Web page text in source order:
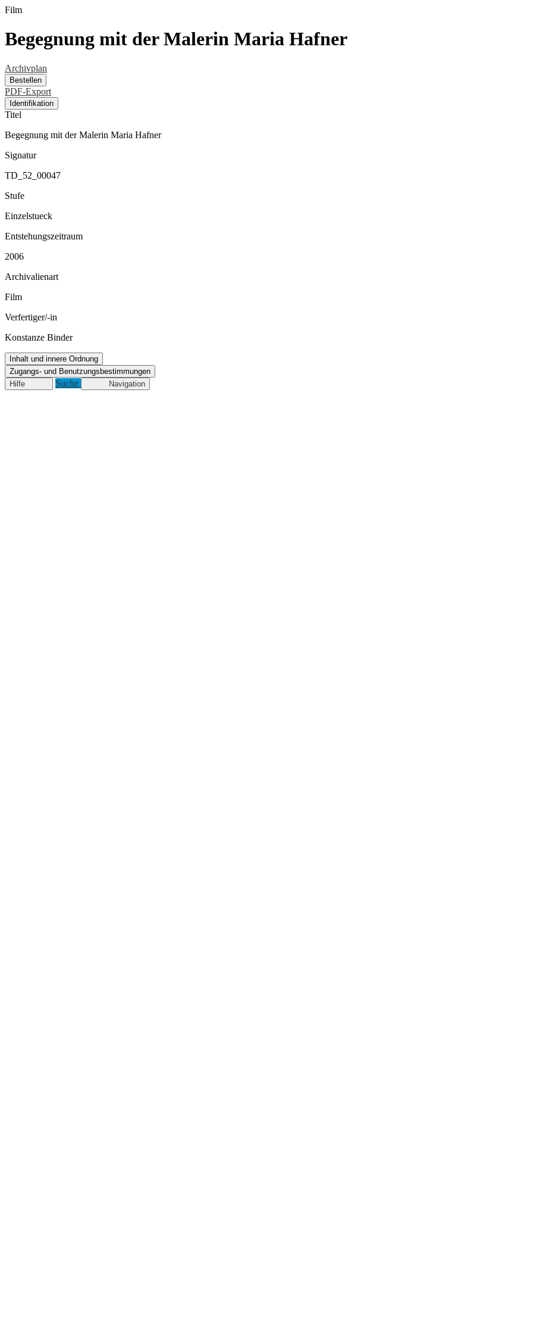
Film
Begegnung mit der Malerin Maria Hafner
Archivplan
Bestellen
PDF-Export
Identifikation
Titel
Begegnung mit der Malerin Maria Hafner
Signatur
TD_52_00047
Stufe
Einzelstueck
Entstehungszeitraum
2006
Archivalienart
Film
Verfertiger/-in
Konstanze Binder
Inhalt und innere Ordnung
Zugangs- und Benutzungsbestimmungen
Hilfe
Suche Navigation